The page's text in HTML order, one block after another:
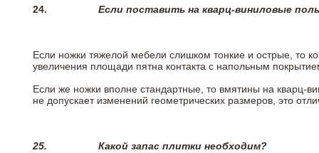
24. Если поставить на кварц-виниловые
Если ножки тяжелой мебели слишком тонкие и острые, то
увеличения площади пятна контакта с напольным
Если же ножки вполне стандартные, то вмятины на кварц-
не допускает изменений геометрических размеров, это
25. Какой запас плитки необходим?